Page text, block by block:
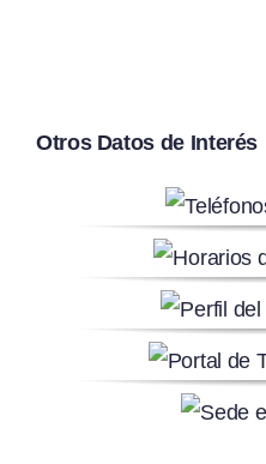
Otros Datos de Interés